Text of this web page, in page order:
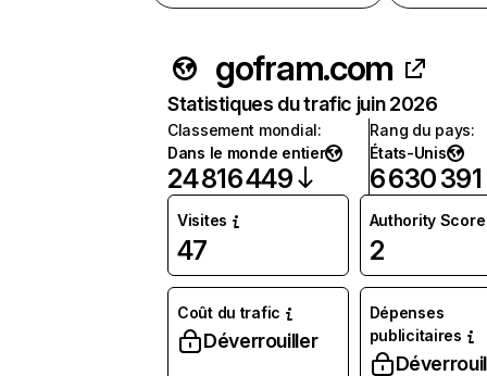
gofram.com
Statistiques du trafic juin 2026
Classement mondial:
Dans le monde entier
24 816 449
Rang du pays:
États-Unis
6 630 391
Visites
47
Authority Score
2
Coût du trafic
Déverrouiller
Dépenses
publicitaires